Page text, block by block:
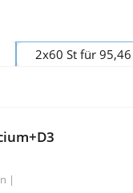
2x60 St für
|